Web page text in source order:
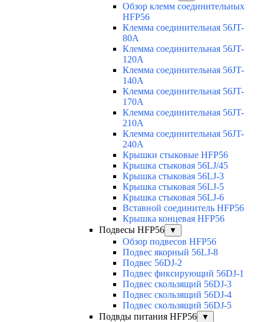
Обзор клемм соединительных
HFP56
Клемма соединительная 56JT-
80A
Клемма соединительная 56JT-
120A
Клемма соединительная 56JT-
140A
Клемма соединительная 56JT-
170A
Клемма соединительная 56JT-
210A
Клемма соединительная 56JT-
240A
Крышки стыковые HFP56
Крышка стыковая 56LJ/45
Крышка стыковая 56LJ-3
Крышка стыковая 56LJ-5
Крышка стыковая 56LJ-6
Вставной соединитель HFP56
Крышка концевая HFP56
Подвесы HFP56
▼
Обзор подвесов HFP56
Подвес якорный 56LJ-8
Подвес 56DJ-2
Подвес фиксирующий 56DJ-1
Подвес скользящий 56DJ-3
Подвес скользящий 56DJ-4
Подвес скользящий 56DJ-5
Подвды питания HFP56
▼